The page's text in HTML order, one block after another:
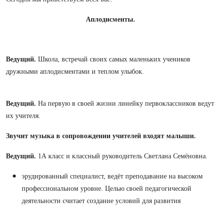
Аплодисменты.
Ведущий. Школа, встречай своих самых маленьких учеников
дружными аплодисментами и теплом улыбок.
Ведущий. На первую в своей жизни линейку первоклассников ведут
их учителя.
Звучит музыка в сопровождении учителей входят малыши.
Ведущий. 1А класс и классный руководитель Светлана Семёновна.
эрудированный специалист, ведёт преподавание на высоком
профессиональном уровне. Целью своей педагогической
деятельности считает создание условий для развития